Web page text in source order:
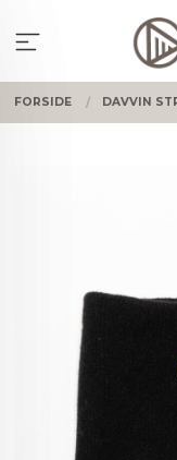
innholdet
FORSIDE DAVVIN